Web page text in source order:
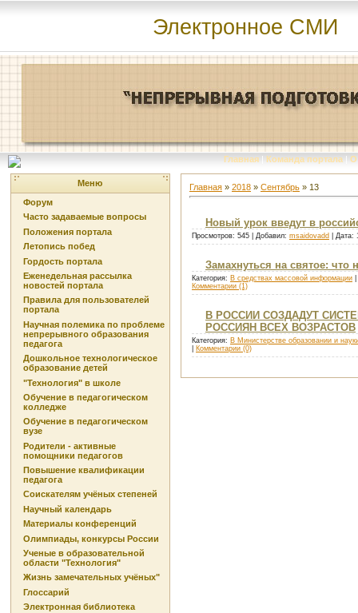
Электронное СМИ
Главная | Команда портала | О
Меню
Форум
Часто задаваемые вопросы
Положения портала
Летопись побед
Гордость портала
Еженедельная рассылка
новостей портала
Правила для пользователей
портала
Научная полемика по проблеме
непрерывного образования
педагога
Дошкольное технологическое
образование детей
"Технология" в школе
Обучение в педагогическом
колледже
Обучение в педагогическом
вузе
Родители - активные
помощники педагогов
Повышение квалификации
педагога
Соискателям учёных степеней
Научный календарь
Материалы конференций
Олимпиады, конкурсы России
Ученые в образовательной
области "Технология"
Жизнь замечательных учёных"
Глоссарий
Электронная библиотека
Главная » 2018 » Сентябрь » 13
Новый урок введут в
Просмотров: 545 | Добавил: msaidovadd | Дата:
Замахнуться на святое:
Категория: В средствах массовой информации
Комментарии (1)
В РОССИИ СОЗДАДУТ
РОССИЯН ВСЕХ ВОЗРАСТОВ
Категория: В Министерстве образовании и
Комментарии (0)